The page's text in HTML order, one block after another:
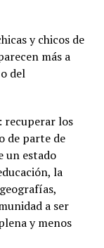
y chicos de
más a
del
los
de parte de
un estado
la
a ser
y menos